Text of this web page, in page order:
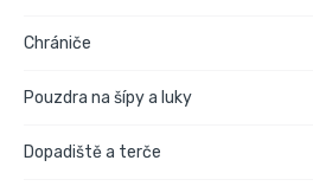
Chrániče
Pouzdra na šípy a luky
Dopadiště a terče